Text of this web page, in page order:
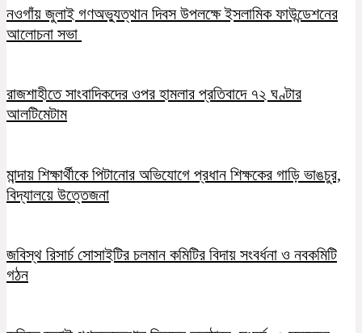
নওগাঁয় জুলাই গণঅভ্যুত্থান দিবস উপলক্ষে ইসলামিক ফাউন্ডেশনের
আলোচনা সভা
রাজশাহীতে সাংবাদিকদের ওপর হামলার প্রতিবাদে ৭২ ঘণ্টার
আলটিমেটাম
মান্দায় শিক্ষার্থীকে পিটানোর অভিযোগে প্রধান শিক্ষকের গাড়ি ভাঙচুর,
বিদ্যালয়ে উত্তেজনা
জবিস্থ রিসার্চ সোসাইটির চলমান কমিটির বিদায় সংবর্ধনা ও নবকমিটি
গঠন